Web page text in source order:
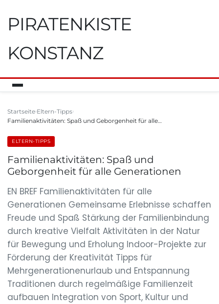
PIRATENKISTE
KONSTANZ
Startseite Eltern-Tipps
Familienaktivitäten: Spaß und Geborgenheit für alle…
ELTERN-TIPPS
Familienaktivitäten: Spaß und
Geborgenheit für alle Generationen
EN BREF Familienaktivitäten für alle
Generationen Gemeinsame Erlebnisse schaffen
Freude und Spaß Stärkung der Familienbindung
durch kreative Vielfalt Aktivitäten in der Natur
für Bewegung und Erholung Indoor-Projekte zur
Förderung der Kreativität Tipps für
Mehrgenerationenurlaub und Entspannung
Traditionen durch regelmäßige Familienzeit
aufbauen Integration von Sport, Kultur und